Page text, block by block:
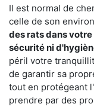
Il est normal de
celle de son
des rats dans votre
sécurité ni
péril votre
de garantir sa
tout en protégeant
prendre par des